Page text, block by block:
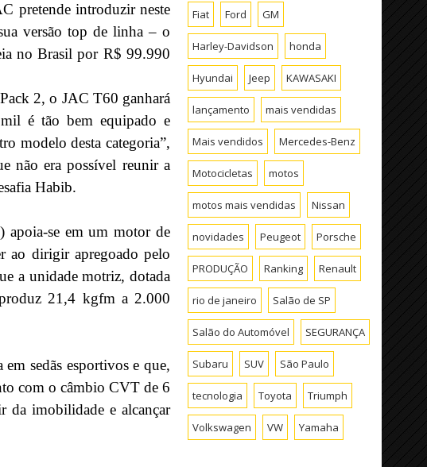
pretende introduzir neste
versão top de linha – o
no Brasil por R$ 99.990
2, o JAC T60 ganhará
é tão bem equipado e
modelo desta categoria”,
não era possível reunir a
Habib.
apoia-se em um motor de
ao dirigir apregoado pelo
a unidade motriz, dotada
21,4 kgfm a 2.000
sedãs esportivos e que,
com o câmbio CVT de 6
da imobilidade e alcançar
Fiat Ford GM
Harley-Davidson honda
Hyundai Jeep KAWASAKI
lançamento mais vendidas
Mais vendidos Mercedes-Benz
Motocicletas motos
motos mais vendidas Nissan
novidades Peugeot Porsche
PRODUÇÃO Ranking Renault
rio de janeiro Salão de SP
Salão do Automóvel SEGURANÇA
Subaru SUV São Paulo
tecnologia Toyota Triumph
Volkswagen VW Yamaha